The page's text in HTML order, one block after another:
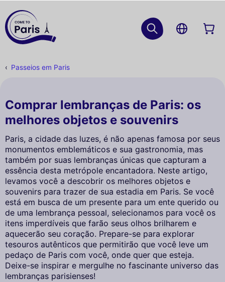
Passeios em Paris
Comprar lembranças de Paris: os
melhores objetos e souvenirs
Paris, a cidade das luzes, é não apenas famosa por seus
monumentos emblemáticos e sua gastronomia, mas
também por suas lembranças únicas que capturam a
essência desta metrópole encantadora. Neste artigo,
levamos você a descobrir os melhores objetos e
souvenirs para trazer de sua estadia em Paris. Se você
está em busca de um presente para um ente querido ou
de uma lembrança pessoal, selecionamos para você os
itens imperdíveis que farão seus olhos brilharem e
aquecerão seu coração. Prepare-se para explorar
tesouros autênticos que permitirão que você leve um
pedaço de Paris com você, onde quer que esteja.
Deixe-se inspirar e mergulhe no fascinante universo das
lembranças parisienses!